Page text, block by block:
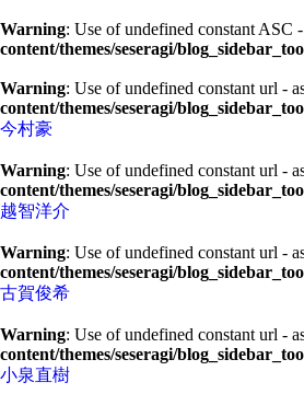
Warning: Use of undefined constant
content/themes/seseragi/
Warning: Use of undefined constant url -
content/themes/seseragi/
今村豪
Warning: Use of undefined constant url -
content/themes/seseragi/
越智洋介
Warning: Use of undefined constant url -
content/themes/seseragi/
古賀俊希
Warning: Use of undefined constant url -
content/themes/seseragi/
小泉直樹